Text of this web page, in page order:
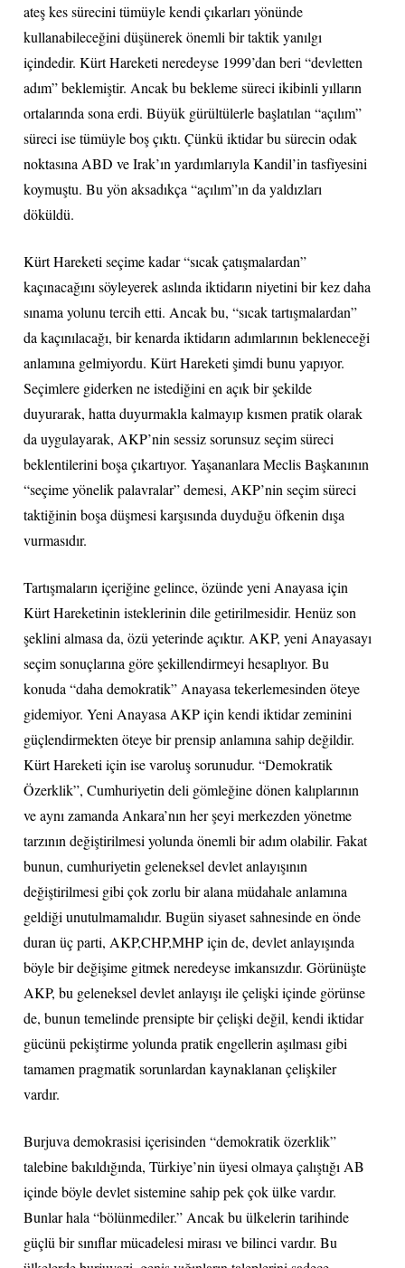
ateş kes sürecini tümüyle kendi çıkarları yönünde
kullanabileceğini düşünerek önemli bir taktik yanılgı
içindedir. Kürt Hareketi neredeyse 1999’dan beri “devletten
adım” beklemiştir. Ancak bu bekleme süreci ikibinli yılların
ortalarında sona erdi. Büyük gürültülerle başlatılan “açılım”
süreci ise tümüyle boş çıktı. Çünkü iktidar bu sürecin odak
noktasına ABD ve Irak’ın yardımlarıyla Kandil’in tasfiyesini
koymuştu. Bu yön aksadıkça “açılım”ın da yaldızları
döküldü.
Kürt Hareketi seçime kadar “sıcak çatışmalardan”
kaçınacağını söyleyerek aslında iktidarın niyetini bir kez daha
sınama yolunu tercih etti. Ancak bu, “sıcak tartışmalardan”
da kaçınılacağı, bir kenarda iktidarın adımlarının bekleneceği
anlamına gelmiyordu. Kürt Hareketi şimdi bunu yapıyor.
Seçimlere giderken ne istediğini en açık bir şekilde
duyurarak, hatta duyurmakla kalmayıp kısmen pratik olarak
da uygulayarak, AKP’nin sessiz sorunsuz seçim süreci
beklentilerini boşa çıkartıyor. Yaşananlara Meclis Başkanının
“seçime yönelik palavralar” demesi, AKP’nin seçim süreci
taktiğinin boşa düşmesi karşısında duyduğu öfkenin dışa
vurmasıdır.
Tartışmaların içeriğine gelince, özünde yeni Anayasa için
Kürt Hareketinin isteklerinin dile getirilmesidir. Henüz son
şeklini almasa da, özü yeterinde açıktır. AKP, yeni Anayasayı
seçim sonuçlarına göre şekillendirmeyi hesaplıyor. Bu
konuda “daha demokratik” Anayasa tekerlemesinden öteye
gidemiyor. Yeni Anayasa AKP için kendi iktidar zeminini
güçlendirmekten öteye bir prensip anlamına sahip değildir.
Kürt Hareketi için ise varoluş sorunudur. “Demokratik
Özerklik”, Cumhuriyetin deli gömleğine dönen kalıplarının
ve aynı zamanda Ankara’nın her şeyi merkezden yönetme
tarzının değiştirilmesi yolunda önemli bir adım olabilir. Fakat
bunun, cumhuriyetin geleneksel devlet anlayışının
değiştirilmesi gibi çok zorlu bir alana müdahale anlamına
geldiği unutulmamalıdır. Bugün siyaset sahnesinde en önde
duran üç parti, AKP,CHP,MHP için de, devlet anlayışında
böyle bir değişime gitmek neredeyse imkansızdır. Görünüşte
AKP, bu geleneksel devlet anlayışı ile çelişki içinde görünse
de, bunun temelinde prensipte bir çelişki değil, kendi iktidar
gücünü pekiştirme yolunda pratik engellerin aşılması gibi
tamamen pragmatik sorunlardan kaynaklanan çelişkiler
vardır.
Burjuva demokrasisi içerisinden “demokratik özerklik”
talebine bakıldığında, Türkiye’nin üyesi olmaya çalıştığı AB
içinde böyle devlet sistemine sahip pek çok ülke vardır.
Bunlar hala “bölünmediler.” Ancak bu ülkelerin tarihinde
güçlü bir sınıflar mücadelesi mirası ve bilinci vardır. Bu